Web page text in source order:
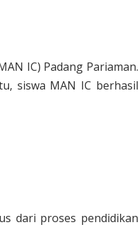
IC) Padang Pariaman.
siswa MAN IC berhasil
dari proses pendidikan